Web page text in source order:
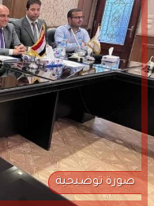
صورة توضيحية